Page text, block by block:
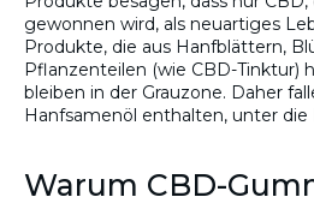
gewonnen wird, als neuartiges
Produkte, die aus Hanfblättern,
Pflanzenteilen (wie CBD-Tinktur)
bleiben in der Grauzone. Daher
Hanfsamenöl enthalten, unter
Warum CBD-